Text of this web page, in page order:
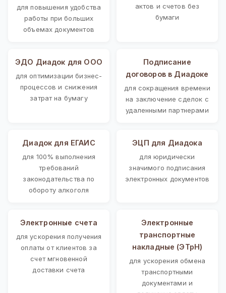
для повышения удобства
работы при больших
объемах документов
актов и счетов без
бумаги
ЭДО Диадок для ООО
для оптимизации бизнес-
процессов и снижения
затрат на бумагу
Подписание
договоров в Диадоке
для сокращения времени
на заключение сделок с
удаленными партнерами
Диадок для ЕГАИС
для 100% выполнения
требований
законодательства по
обороту алкоголя
ЭЦП для Диадока
для юридически
значимого подписания
электронных документов
Электронные счета
для ускорения получения
оплаты от клиентов за
счет мгновенной
доставки счета
Электронные
транспортные
накладные (ЭТрН)
для ускорения обмена
транспортными
документами и